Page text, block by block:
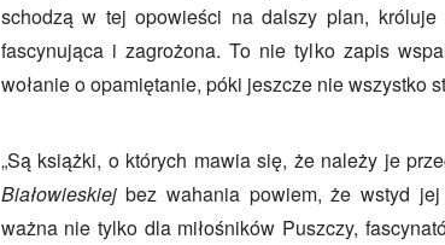
schodzą w tej opowieści na dalszy plan,
fascynująca i zagrożona. To nie tylko zapis
wołanie o opamiętanie, póki jeszcze nie wszystko
„Są książki, o których mawia się, że należy je
Białowieskiejbez wahania powiem, że wstyd
ważna nie tylko dla miłośników Puszczy,